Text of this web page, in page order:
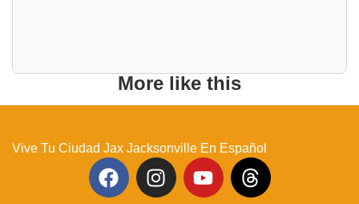
More like this
Vive Tu Ciudad Jax Jacksonville En Español